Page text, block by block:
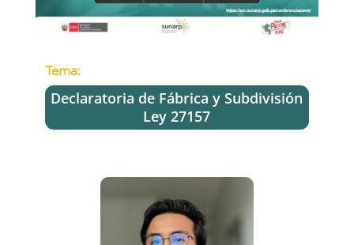
Tema:
Declaratoria de Fábrica y Subdivisión
Ley 27157